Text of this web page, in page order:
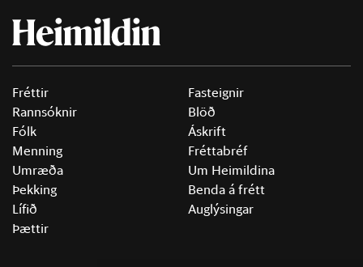
Fréttir
Rannsóknir
Fólk
Menning
Umræða
Þekking
Lífið
Þættir
Fasteignir
Blöð
Áskrift
Fréttabréf
Um Heimildina
Benda á frétt
Auglýsingar